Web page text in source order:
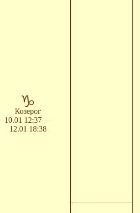
Козерог
10.01 12:37 —
12.01 18:38